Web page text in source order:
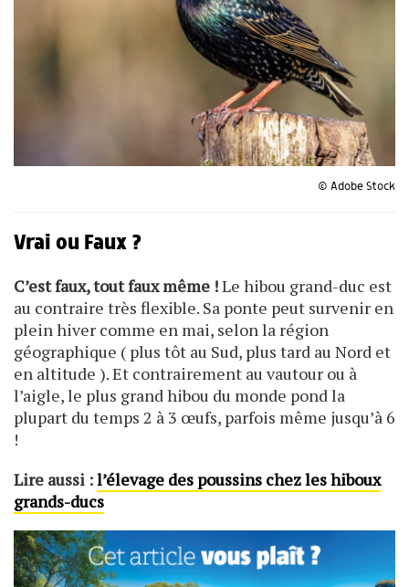
© Adobe Stock
Vrai ou Faux ?
C’est faux, tout faux même !Le hibou grand-duc est
au contraire très flexible. Sa ponte peut survenir en
plein hiver comme en mai, selon la région
géographique ( plus tôt au Sud, plus tard au Nord et
en altitude ). Et contrairement au vautour ou à
l’aigle, le plus grand hibou du monde pond la
plupart du temps 2 à 3 œufs, parfois même jusqu’à 6
!
Lire aussi :l’élevage des poussins chez les hiboux
grands-ducs